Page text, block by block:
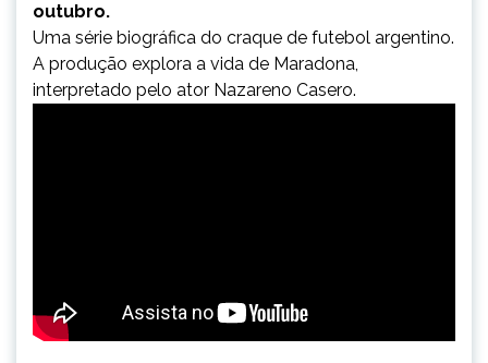
outubro.
Uma série biográfica do craque de futebol argentino.
A produção explora a vida de Maradona,
interpretado pelo ator Nazareno Casero.